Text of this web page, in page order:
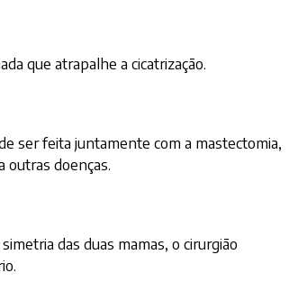
que atrapalhe a cicatrização.
ser feita juntamente com a mastectomia,
outras doenças.
das duas mamas, o cirurgião